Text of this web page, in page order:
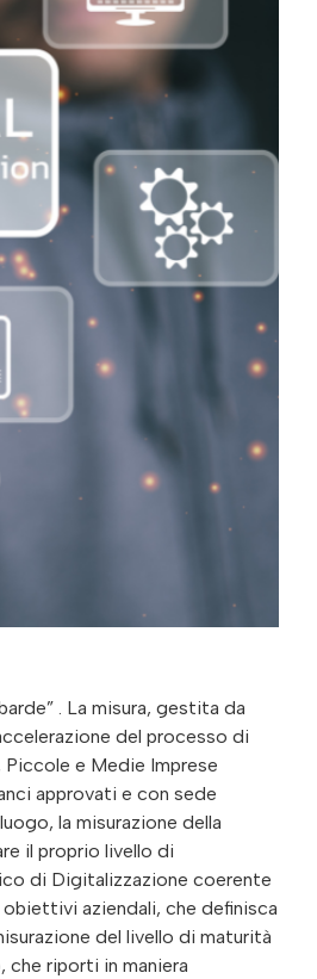
. La misura, gestita da
del processo di
e Medie Imprese
approvati e con sede
la misurazione della
il proprio livello di
di Digitalizzazione coerente
aziendali, che definisca
del livello di maturità
riporti in maniera